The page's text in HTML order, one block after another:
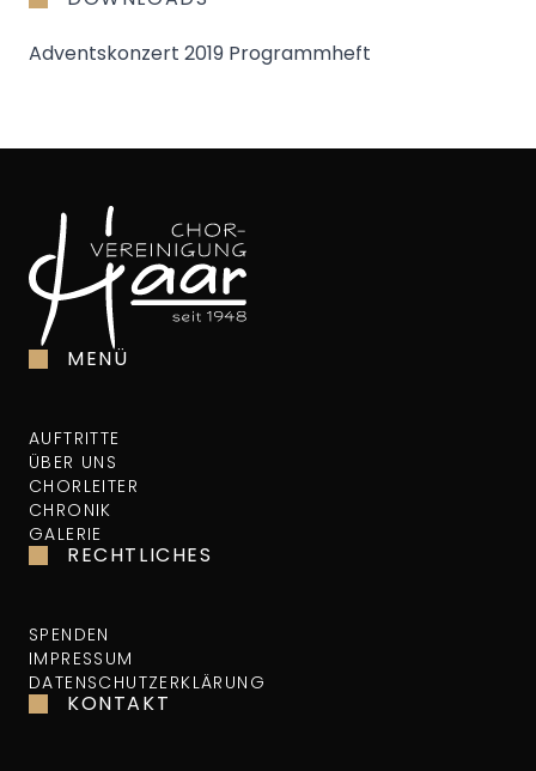
Adventskonzert 2019 Programmheft
MENÜ
AUFTRITTE
ÜBER UNS
CHORLEITER
CHRONIK
GALERIE
RECHTLICHES
SPENDEN
IMPRESSUM
DATENSCHUTZERKLÄRUNG
KONTAKT